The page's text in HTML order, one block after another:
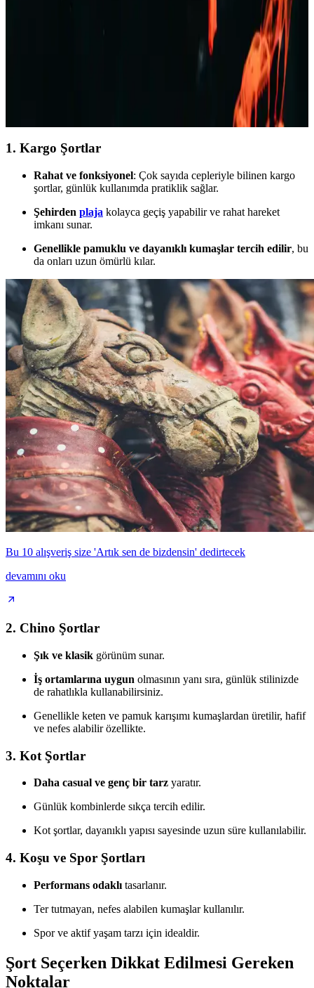
Erkek Kot Şort Modası 2023: Yaz Aylarında Şık ve
Yaz aylarında rahat ve şık kalmak isteyen erkekler için kot şortlar,
farklı kesim ve renk seçenekleriyle ideal tercih. Günlük, spor ve
resmi olmayan ortamlar için uygun modellerle tarzınızı yansıtın.
1. Kargo Şortlar
Rahat ve fonksiyonel: Çok sayıda cepleriyle bilinen kargo
şortlar, günlük kullanımda pratiklik sağlar.
Şehirden plaja kolayca geçiş yapabilir ve rahat hareket
imkanı sunar.
Genellikle pamuklu ve dayanıklı kumaşlar tercih edilir, bu
da onları uzun ömürlü kılar.
Bu 10 alışveriş size 'Artık sen de bizdensin' dedirtecek
devamını oku
2. Chino Şortlar
Şık ve klasik görünüm sunar.
İş ortamlarına uygun olmasının yanı sıra, günlük stilinizde
de rahatlıkla kullanabilirsiniz.
Genellikle keten ve pamuk karışımı kumaşlardan üretilir, hafif
ve nefes alabilir özellikte.
3. Kot Şortlar
Daha casual ve genç bir tarz yaratır.
Günlük kombinlerde sıkça tercih edilir.
Kot şortlar, dayanıklı yapısı sayesinde uzun süre kullanılabilir.
4. Koşu ve Spor Şortları
Performans odaklı tasarlanır.
Ter tutmayan, nefes alabilen kumaşlar kullanılır.
Spor ve aktif yaşam tarzı için idealdir.
Şort Seçerken Dikkat Edilmesi Gereken
Noktalar